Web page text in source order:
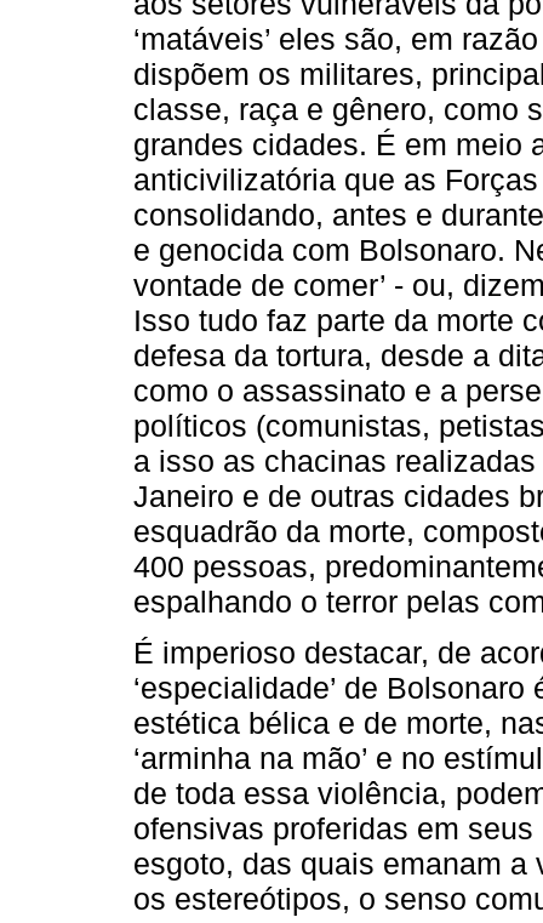
‘matáveis’ eles são, em
dispõem os militares,
classe, raça e gênero, como
grandes cidades. É em meio
anticivilizatória que as
consolidando, antes e
e genocida com Bolsonaro.
vontade de comer’ - ou,
Isso tudo faz parte da morte
defesa da tortura, desde a
como o assassinato e a
políticos (comunistas,
a isso as chacinas
Janeiro e de outras cidades
esquadrão da morte,
400 pessoas,
espalhando o terror pelas
É imperioso destacar, de
‘especialidade’ de
estética bélica e de morte,
‘arminha na mão’ e no
de toda essa violência,
ofensivas proferidas em
esgoto, das quais emanam
os estereótipos, o senso